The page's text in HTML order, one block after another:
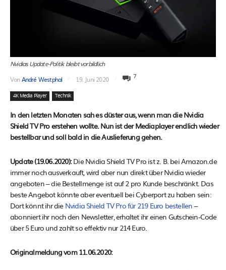
Nvidias Update-Politik bleibt vorbildlich
VonAndré Westphal 19. Juni 2020 7
4K Media Player Technik
In den letzten Monaten sah es düster aus, wenn man die Nvidia
Shield TV Pro erstehen wollte. Nun ist der Mediaplayer endlich wieder
bestellbar und soll bald in die Auslieferung gehen.
Update (19.06.2020):Die Nvidia Shield TV Pro ist z. B. bei Amazon.de
immer noch ausverkauft, wird aber nun direkt über Nvidia wieder
angeboten – die Bestellmenge ist auf 2 pro Kunde beschränkt. Das
beste Angebot könnte aber eventuell bei Cyberport zu haben sein:
Dort könnt ihr die Nvidia Shield TV Pro für 219 Euro bestellen –
abonniert ihr noch den Newsletter, erhaltet ihr einen Gutschein-Code
über 5 Euro und zahlt so effektiv nur 214 Euro.
Originalmeldung vom 11.06.2020: